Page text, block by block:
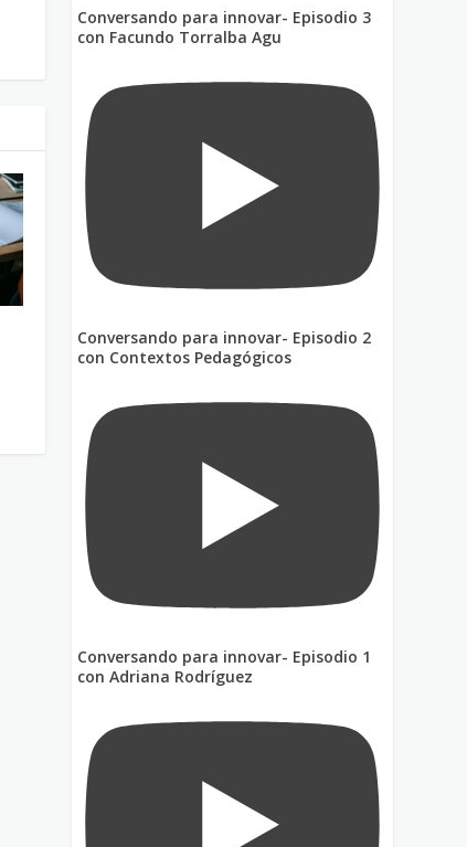
Conversando para innovar- Episodio 3
con Facundo Torralba Agu
Conversando para innovar- Episodio 2
con Contextos Pedagógicos
Conversando para innovar- Episodio 1
con Adriana Rodríguez